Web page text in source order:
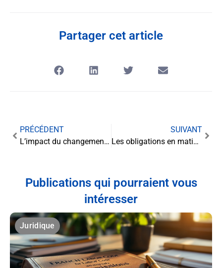
Partager cet article
PRÉCÉDENT
L’impact du changement climatique sur le droit international : défis et opportunités
SUIVANT
Les obligations en matière de gestion des risques de liquidation anticipée dans le trading
Publications qui pourraient vous
intéresser
Juridique